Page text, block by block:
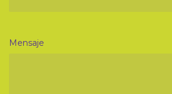
Mensaje